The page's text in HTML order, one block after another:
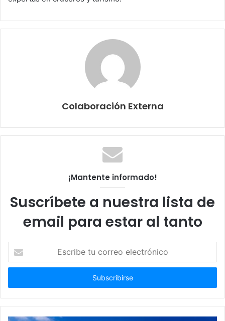
Colaboración Externa
¡Mantente informado!
Suscríbete a nuestra lista de
email para estar al tanto
correo